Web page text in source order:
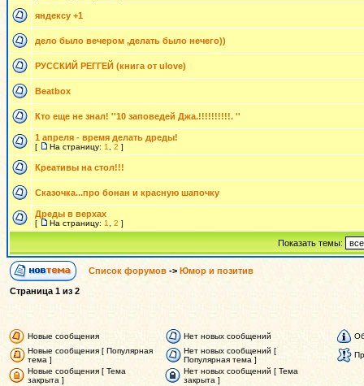
яндексу +1
дело было вечером ,делать было нечего))
РУССКИЙ РЕГГЕЙ (книга от ulove)
Beatbox
Кто еще не знал! ''10 заповедей Джа.!!!!!!!!!!. ''
1 апреля - время делать дреды!
[ На страницу: 1 2 ]
Креативы на стол!!!
Сказочка...про бонан и красную шапочку
Дреды в верхах
[ На страницу: 1 2 ]
Показать темы:
Список форумов -> Юмор и позитив
Страница 1 из 2
Новые сообщения Нет новых сообщений
Новые сообщения [ Популярная
тема ]
Нет новых сообщений [
Популярная тема ]
Новые сообщения [ Тема
закрыта ]
Нет новых сообщений [ Тема
закрыта ]